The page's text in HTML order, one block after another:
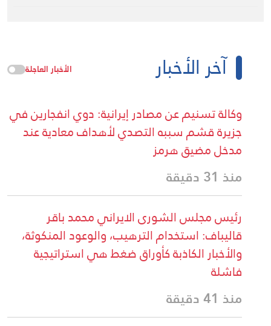
آخر الأخبار الأخبار العاجلة
وكالة تسنيم عن مصادر إيرانية: دوي انفجارين في
جزيرة قشم سببه التصدي لأهداف معادية عند
مدخل مضيق هرمز
منذ 31 دقيقة
رئيس مجلس الشورى الايراني محمد باقر
قاليباف: استخدام الترهيب، والوعود المنكوثة،
والأخبار الكاذبة كأوراق ضغط هي استراتيجية
فاشلة
منذ 41 دقيقة